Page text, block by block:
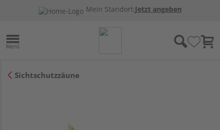
Mein Standort:Jetzt angeben
Sichtschutzzäune